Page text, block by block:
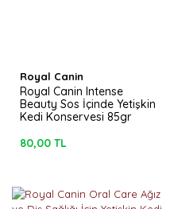
Royal Canin
Royal Canin Intense
Beauty Sos İçinde Yetişkin
Kedi Konservesi 85gr
80,00 TL